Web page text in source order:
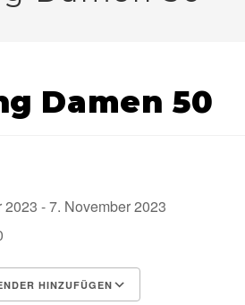
Damen 50
2023 - 7. November 2023
HINZUFÜGEN